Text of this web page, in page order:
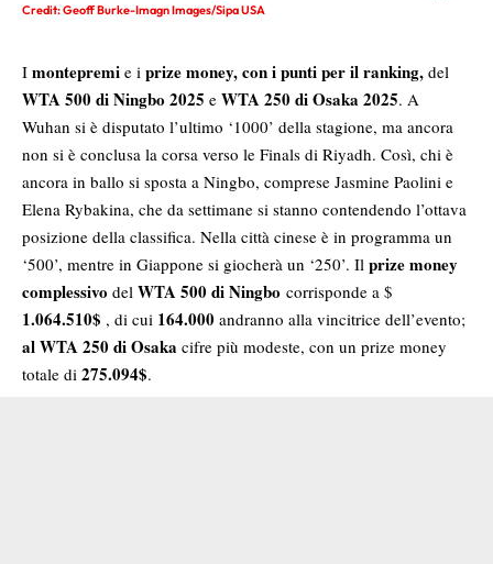
Credit: Geoff Burke-Imagn Images/Sipa USA
I montepremi e i prize money, con i punti per il ranking, del
WTA 500 di Ningbo 2025 e WTA 250 di Osaka 2025. A
Wuhan si è disputato l’ultimo ‘1000’ della stagione, ma ancora
non si è conclusa la corsa verso le Finals di Riyadh. Così, chi è
ancora in ballo si sposta a Ningbo, comprese Jasmine Paolini e
Elena Rybakina, che da settimane si stanno contendendo l’ottava
posizione della classifica. Nella città cinese è in programma un
‘500’, mentre in Giappone si giocherà un ‘250’. Il prize money
complessivo del WTA 500 di Ningbo corrisponde a $
1.064.510$ , di cui 164.000 andranno alla vincitrice dell’evento;
al WTA 250 di Osaka cifre più modeste, con un prize money
totale di 275.094$.